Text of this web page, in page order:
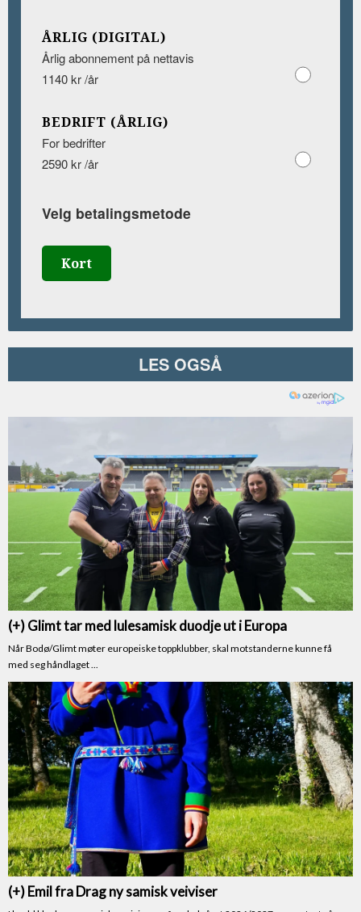
ÅRLIG (DIGITAL)
Årlig abonnement på nettavis
1140 kr /år
BEDRIFT (ÅRLIG)
For bedrifter
2590 kr /år
Velg betalingsmetode
Kort
LES OGSÅ